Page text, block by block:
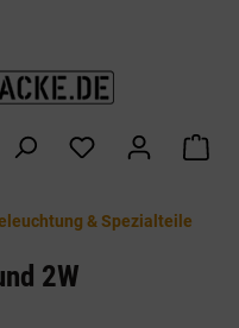
& Spezialteile
2W